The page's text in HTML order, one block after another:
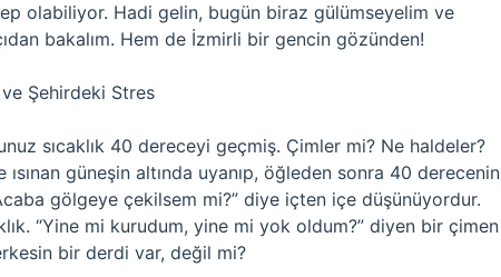
olabiliyor. Hadi gelin, bugün biraz gülümseyelim ve
bakalım. Hem de İzmirli bir gencin gözünden!
Şehirdeki Stres
sıcaklık 40 dereceyi geçmiş. Çimler mi? Ne haldeler?
güneşin altında uyanıp, öğleden sonra 40 derecenin
gölgeye çekilsem mi?” diye içten içe düşünüyordur.
“Yine mi kurudum, yine mi yok oldum?” diyen bir çimen
bir derdi var, değil mi?